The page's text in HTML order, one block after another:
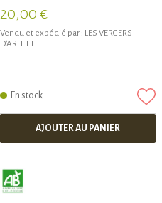
20,00 €
Vendu et expédié par : LES VERGERS
D'ARLETTE
En stock
AJOUTER AU PANIER